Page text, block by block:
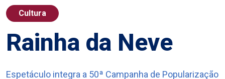
Cultura
Rainha da Neve
Espetáculo integra a 50ª Campanha de Popularização